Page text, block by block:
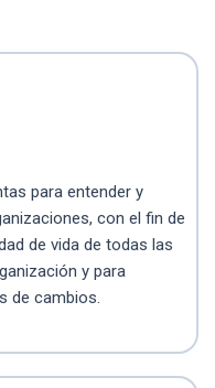
para entender y
con el fin de
de vida de todas las
y para
de cambios.